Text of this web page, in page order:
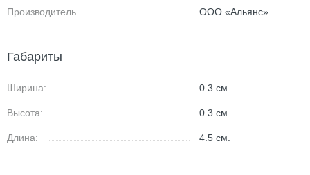
Производитель ООО «Альянс»
Габариты
Ширина: 0.3см.
Высота: 0.3см.
Длина: 4.5см.